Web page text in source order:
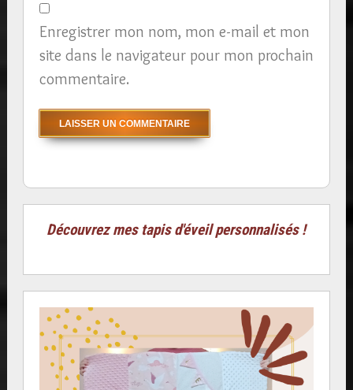
Enregistrer mon nom, mon e-mail et mon
site dans le navigateur pour mon prochain
commentaire.
Découvrez mes tapis d'éveil personnalisés !